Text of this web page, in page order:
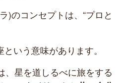
)のコンセプトは、“プロと
いう意味があります。
、星を道しるべに旅をする